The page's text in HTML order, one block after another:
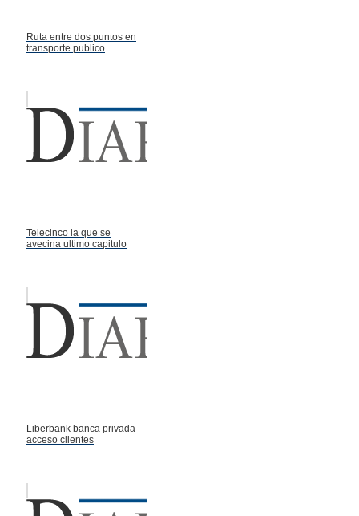
Ruta entre dos puntos en
transporte publico
Telecinco la que se
avecina ultimo capitulo
Liberbank banca privada
acceso clientes